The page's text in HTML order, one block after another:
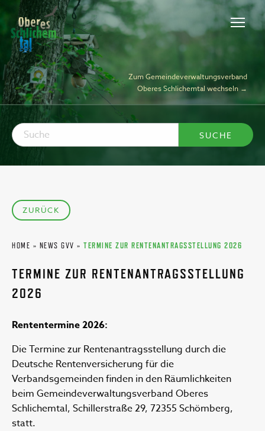
Zum Gemeindeverwaltungsverband
Oberes Schlichemtal wechseln →
ZURÜCK
HOME » NEWS GVV » TERMINE ZUR RENTENANTRAGSSTELLUNG 2026
TERMINE ZUR RENTENANTRAGSSTELLUNG
2026
Rententermine 2026:
Die Termine zur Rentenantragsstellung durch die
Deutsche Rentenversicherung für die
Verbandsgemeinden finden in den Räumlichkeiten
beim Gemeindeverwaltungsverband Oberes
Schlichemtal, Schillerstraße 29, 72355 Schömberg,
statt.